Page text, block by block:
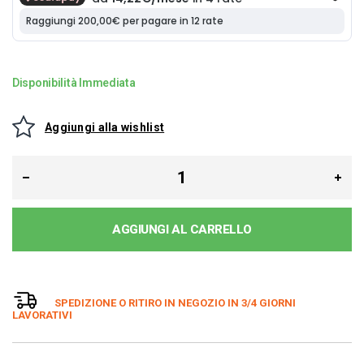
Disponibilità Immediata
Aggiungi alla wishlist
AGGIUNGI AL CARRELLO
SPEDIZIONE O RITIRO IN NEGOZIO IN 3/4 GIORNI
LAVORATIVI